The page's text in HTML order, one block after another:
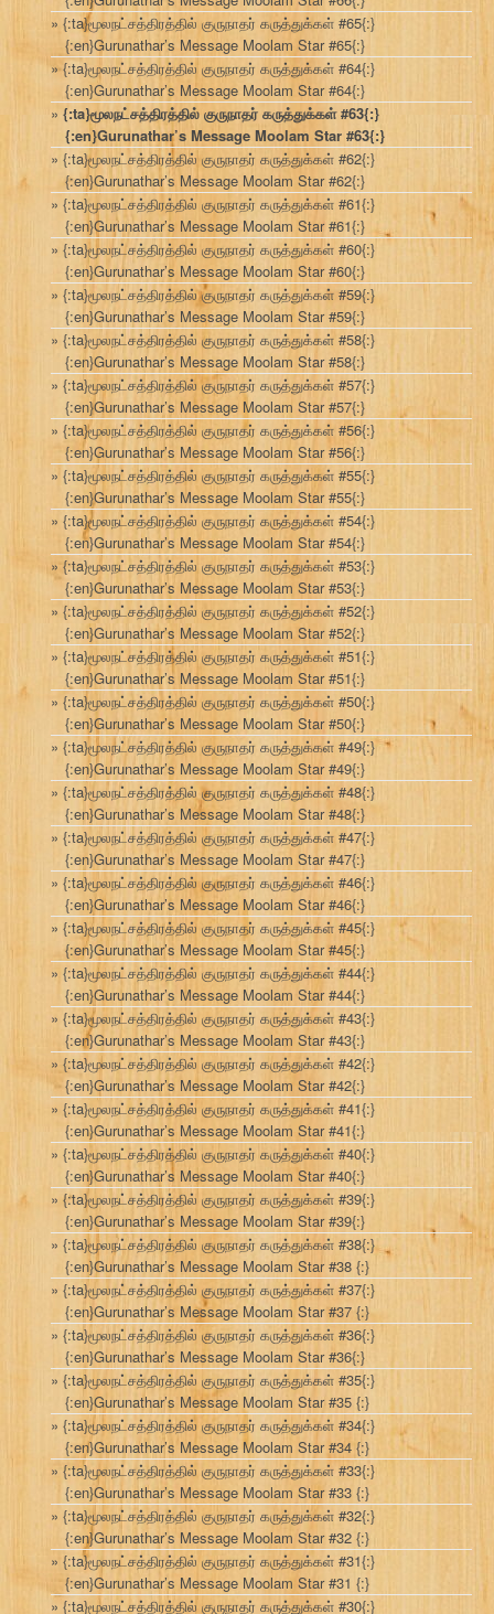
{:ta}மூலநட்சத்திரத்தில் குருநாதர் கருத்துக்கள் #65{:}
{:en}Gurunathar’s Message Moolam Star #65{:}
{:ta}மூலநட்சத்திரத்தில் குருநாதர் கருத்துக்கள் #64{:}
{:en}Gurunathar’s Message Moolam Star #64{:}
{:ta}மூலநட்சத்திரத்தில் குருநாதர் கருத்துக்கள் #63{:}
{:en}Gurunathar’s Message Moolam Star #63{:}
{:ta}மூலநட்சத்திரத்தில் குருநாதர் கருத்துக்கள் #62{:}
{:en}Gurunathar’s Message Moolam Star #62{:}
{:ta}மூலநட்சத்திரத்தில் குருநாதர் கருத்துக்கள் #61{:}
{:en}Gurunathar’s Message Moolam Star #61{:}
{:ta}மூலநட்சத்திரத்தில் குருநாதர் கருத்துக்கள் #60{:}
{:en}Gurunathar’s Message Moolam Star #60{:}
{:ta}மூலநட்சத்திரத்தில் குருநாதர் கருத்துக்கள் #59{:}
{:en}Gurunathar’s Message Moolam Star #59{:}
{:ta}மூலநட்சத்திரத்தில் குருநாதர் கருத்துக்கள் #58{:}
{:en}Gurunathar’s Message Moolam Star #58{:}
{:ta}மூலநட்சத்திரத்தில் குருநாதர் கருத்துக்கள் #57{:}
{:en}Gurunathar’s Message Moolam Star #57{:}
{:ta}மூலநட்சத்திரத்தில் குருநாதர் கருத்துக்கள் #56{:}
{:en}Gurunathar’s Message Moolam Star #56{:}
{:ta}மூலநட்சத்திரத்தில் குருநாதர் கருத்துக்கள் #55{:}
{:en}Gurunathar’s Message Moolam Star #55{:}
{:ta}மூலநட்சத்திரத்தில் குருநாதர் கருத்துக்கள் #54{:}
{:en}Gurunathar’s Message Moolam Star #54{:}
{:ta}மூலநட்சத்திரத்தில் குருநாதர் கருத்துக்கள் #53{:}
{:en}Gurunathar’s Message Moolam Star #53{:}
{:ta}மூலநட்சத்திரத்தில் குருநாதர் கருத்துக்கள் #52{:}
{:en}Gurunathar’s Message Moolam Star #52{:}
{:ta}மூலநட்சத்திரத்தில் குருநாதர் கருத்துக்கள் #51{:}
{:en}Gurunathar’s Message Moolam Star #51{:}
{:ta}மூலநட்சத்திரத்தில் குருநாதர் கருத்துக்கள் #50{:}
{:en}Gurunathar’s Message Moolam Star #50{:}
{:ta}மூலநட்சத்திரத்தில் குருநாதர் கருத்துக்கள் #49{:}
{:en}Gurunathar’s Message Moolam Star #49{:}
{:ta}மூலநட்சத்திரத்தில் குருநாதர் கருத்துக்கள் #48{:}
{:en}Gurunathar’s Message Moolam Star #48{:}
{:ta}மூலநட்சத்திரத்தில் குருநாதர் கருத்துக்கள் #47{:}
{:en}Gurunathar’s Message Moolam Star #47{:}
{:ta}மூலநட்சத்திரத்தில் குருநாதர் கருத்துக்கள் #46{:}
{:en}Gurunathar’s Message Moolam Star #46{:}
{:ta}மூலநட்சத்திரத்தில் குருநாதர் கருத்துக்கள் #45{:}
{:en}Gurunathar’s Message Moolam Star #45{:}
{:ta}மூலநட்சத்திரத்தில் குருநாதர் கருத்துக்கள் #44{:}
{:en}Gurunathar’s Message Moolam Star #44{:}
{:ta}மூலநட்சத்திரத்தில் குருநாதர் கருத்துக்கள் #43{:}
{:en}Gurunathar’s Message Moolam Star #43{:}
{:ta}மூலநட்சத்திரத்தில் குருநாதர் கருத்துக்கள் #42{:}
{:en}Gurunathar’s Message Moolam Star #42{:}
{:ta}மூலநட்சத்திரத்தில் குருநாதர் கருத்துக்கள் #41{:}
{:en}Gurunathar’s Message Moolam Star #41{:}
{:ta}மூலநட்சத்திரத்தில் குருநாதர் கருத்துக்கள் #40{:}
{:en}Gurunathar’s Message Moolam Star #40{:}
{:ta}மூலநட்சத்திரத்தில் குருநாதர் கருத்துக்கள் #39{:}
{:en}Gurunathar’s Message Moolam Star #39{:}
{:ta}மூலநட்சத்திரத்தில் குருநாதர் கருத்துக்கள் #38{:}
{:en}Gurunathar’s Message Moolam Star #38 {:}
{:ta}மூலநட்சத்திரத்தில் குருநாதர் கருத்துக்கள் #37{:}
{:en}Gurunathar’s Message Moolam Star #37 {:}
{:ta}மூலநட்சத்திரத்தில் குருநாதர் கருத்துக்கள் #36{:}
{:en}Gurunathar’s Message Moolam Star #36{:}
{:ta}மூலநட்சத்திரத்தில் குருநாதர் கருத்துக்கள் #35{:}
{:en}Gurunathar’s Message Moolam Star #35 {:}
{:ta}மூலநட்சத்திரத்தில் குருநாதர் கருத்துக்கள் #34{:}
{:en}Gurunathar’s Message Moolam Star #34 {:}
{:ta}மூலநட்சத்திரத்தில் குருநாதர் கருத்துக்கள் #33{:}
{:en}Gurunathar’s Message Moolam Star #33 {:}
{:ta}மூலநட்சத்திரத்தில் குருநாதர் கருத்துக்கள் #32{:}
{:en}Gurunathar’s Message Moolam Star #32 {:}
{:ta}மூலநட்சத்திரத்தில் குருநாதர் கருத்துக்கள் #31{:}
{:en}Gurunathar’s Message Moolam Star #31 {:}
{:ta}மூலநட்சத்திரத்தில் குருநாதர் கருத்துக்கள் #30{:}